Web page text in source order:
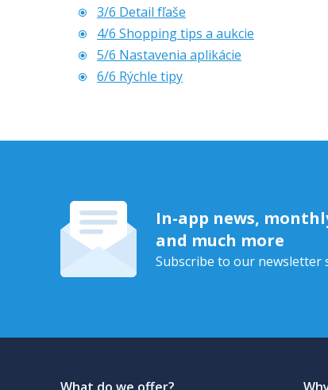
3/6 Detail fľaše
4/6 Shopping tips a aukcie
5/6 Nastavenia aplikácie
6/6 Rýchle tipy
In-app news,
and much more
Subscribe to our newsletter